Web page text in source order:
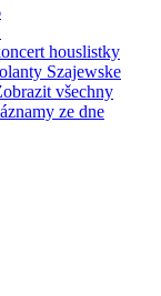
houslistky
Szajewske
všechny
ze dne